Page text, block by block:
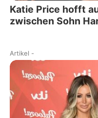
Katie Price hofft
zwischen Sohn
Artikel -